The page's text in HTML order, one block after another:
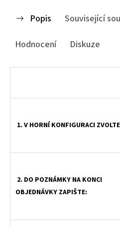
Popis
Související
Hodnocení
Diskuze
1. V HORNÍ KONFIGURACI
2. DO POZNÁMKY NA KONCI
OBJEDNÁVKY ZAPIŠTE: